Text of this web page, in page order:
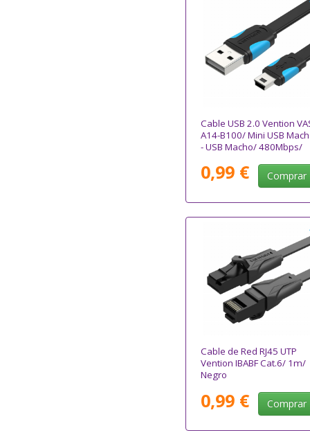
Cable USB 2.0 Vention
A14-B100/ Mini USB
- USB Macho/ 480Mbps/
0,99 € Comprar
Cable de Red RJ45 UTP
Vention IBABF Cat.6/ 1m/
Negro
0,99 € Comprar